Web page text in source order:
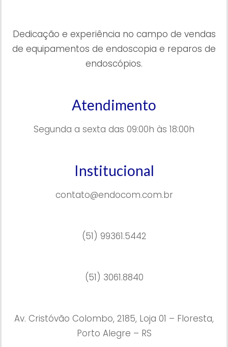
Dedicação e experiência no campo de vendas
de equipamentos de endoscopia e reparos de
endoscópios.
Atendimento
Segunda a sexta das 09:00h às 18:00h
Institucional
contato@endocom.com.br
(51) 99361.5442
(51) 3061.8840
Av. Cristóvão Colombo, 2185, Loja 01 – Floresta,
Porto Alegre – RS